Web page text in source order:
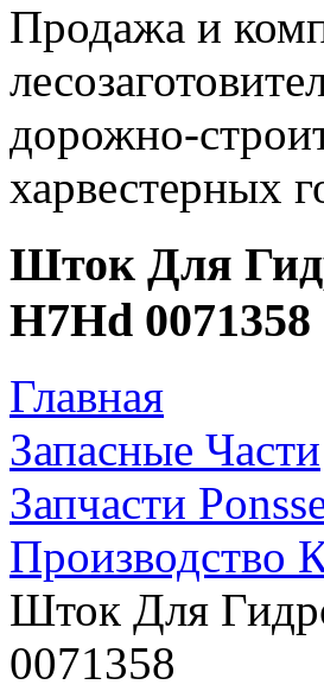
Продажа и
дорожно-
харвестерных
Шток Для
H7Hd 0071358
Главная
Запасные Части
Запчасти
Производство
Шток Для
0071358